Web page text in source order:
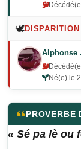
🕊️DISPARITION
Alphonse
Né(e) le
PROVERBE
« Sé pa lè ou